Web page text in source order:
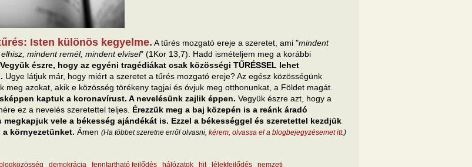
Isten különös kegyelme. A tűrés mozgató ereje a szeretet, ami "mindent
mindent remél, mindent elvisel" (1Kor 13,7). Hadd ismételjem meg a korábbi
Vegyük észre, hogy az egyéni tragédiákat csak közösségi TŰRÉSSEL lehet
Ugye látjuk már, hogy miért a szeretet a tűrés mozgató ereje? Az egész közösségünk
meg azokat, akik e közösség törékeny tagjai és óvjuk meg otthonunkat, a Földet magát.
kaptuk a koronavírust. A nevelésünk zajlik éppen. Vegyük észre azt, hogy a
ez a nevelés szeretettel teljes. Érezzük meg a baj közepén is a reánk áradó
megkapjuk vele a békesség ajándékát is. Ezzel a békességgel és szeretettel kezdjük
környezetünket. Ámen (Ha többet szeretne erről olvasni, kérem, olvassa el a blogbejegyzésemet itt.)
blogközösség demokrácia fenntartható fejlődés hálózatok hit lélekfejlődés nemzeti